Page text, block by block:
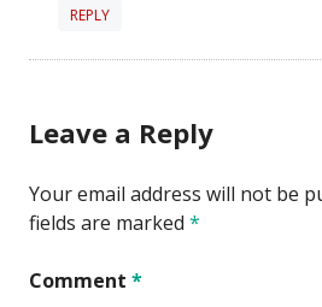
REPLY
Leave a Reply
Your email address will not be
fields are marked *
Comment *